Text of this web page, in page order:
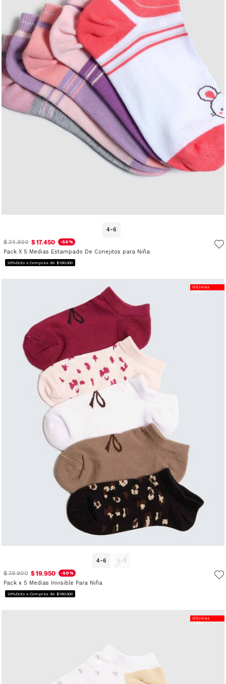
4-6
$ 34.900 $ 17.450 -50%
Pack X 5 Medias Estampado De Conejitos para Niña
20%Dcto x Compras de $160.000
4-6 6-8
Últimas
Tallas
$ 39.900 $ 19.950 -50%
Pack x 5 Medias Invisible Para Niña
20%Dcto x Compras de $160.000
Últimas
Tallas